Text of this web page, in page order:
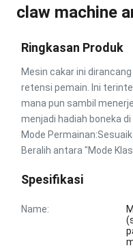
claw machine
Ringkasan Produk
Mesin cakar ini
retensi pemain. Ini
mana pun sambil
menjadi hadiah boneka
Mode
Beralih antara "Mode
Spesifikasi
Name: